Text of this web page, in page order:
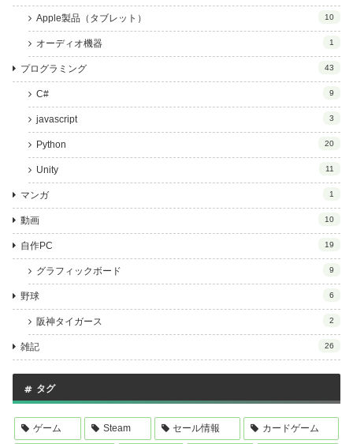
Apple製品（タブレット） 10
オーディオ機器 1
プログラミング 43
C# 9
javascript 3
Python 20
Unity 11
マンガ 1
動画 10
自作PC 19
グラフィックボード 9
野球 6
阪神タイガース 2
雑記 26
タグ
ゲーム Steam セール情報 カードゲーム